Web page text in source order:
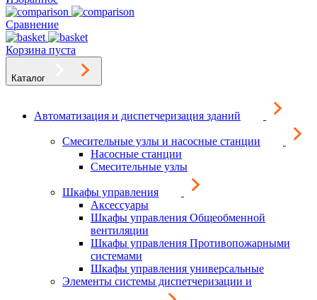
Сравнение
Корзина пуста
Каталог
Автоматизация и диспетчеризация зданий
Смесительные узлы и насосные станции
Насосные станции
Смесительные узлы
Шкафы управления
Аксессуары
Шкафы управления Общеобменной
вентиляции
Шкафы управления Противопожарными
системами
Шкафы управления универсальные
Элементы системы диспетчеризации и